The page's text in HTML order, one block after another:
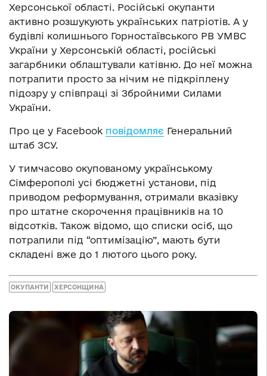
Херсонської області. Російські окупанти
активно розшукують українських патріотів. А у
будівлі колишнього Горностаївського РВ УМВС
України у Херсонській області, російські
загарбники облаштували катівню. До неї можна
потрапити просто за нічим не підкріплену
підозру у співпраці зі Збройними Силами
України.
Про це у Facebook повідомляє Генеральний
штаб ЗСУ.
У тимчасово окупованому українському
Сімферополі усі бюджетні установи, під
приводом реформування, отримали вказівку
про штатне скорочення працівників на 10
відсотків. Також відомо, що списки осіб, що
потрапили під “оптимізацію”, мають бути
складені вже до 1 лютого цього року.
ОКУПАНТИ ХЕРСОНЩИНА